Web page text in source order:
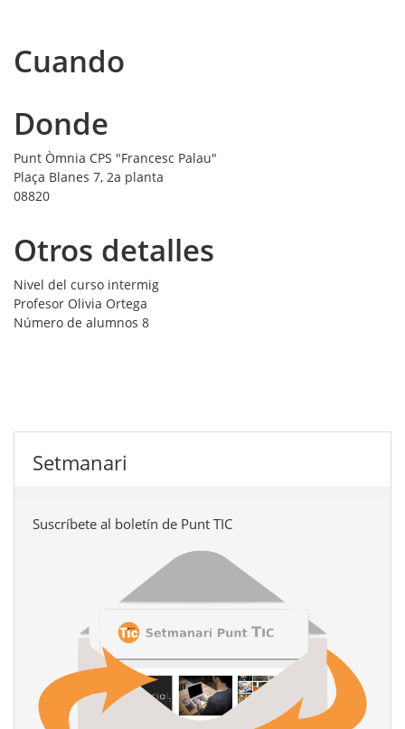
Cuando
Donde
Punt Òmnia CPS "Francesc Palau"
Plaça Blanes 7, 2a planta
08820
Otros detalles
Nivel del curso intermig
Profesor Olivia Ortega
Número de alumnos 8
Setmanari
Suscríbete al boletín de Punt TIC